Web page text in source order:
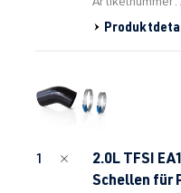
1
2.0L TFSI
Schellen für